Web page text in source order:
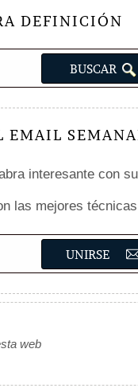
DEFINICIÓN
EMAIL
interesante con
las mejores
web